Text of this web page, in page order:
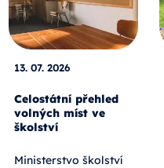
13. 07. 2026
Celostátní přehled
volných míst ve
školství
Ministerstvo školství